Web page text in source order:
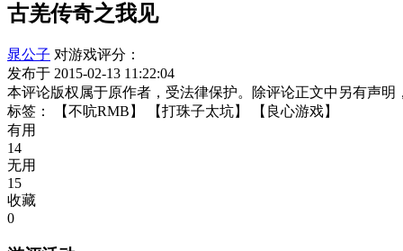
古羌传奇之我见
晁公子 对游戏评分：
发布于 2015-02-13 11:22:04
本评论版权属于原作者，受法律保护。除评论正文中另有声
标签：
【不吭RMB】 【打珠子太坑】
【良心游戏】
有用
14
无用
15
收藏
0